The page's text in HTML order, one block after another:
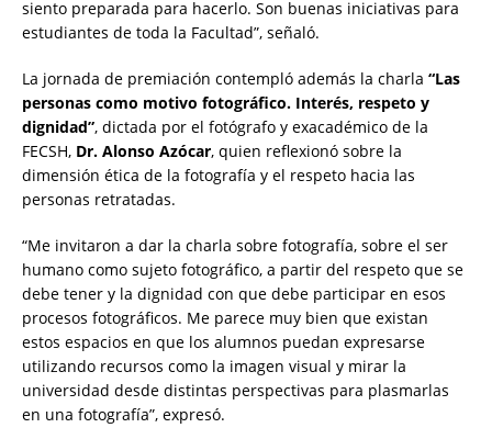
siento preparada para hacerlo. Son buenas iniciativas para
estudiantes de toda la Facultad”, señaló.
La jornada de premiación contempló además la charla “Las
personas como motivo fotográfico. Interés, respeto y
dignidad”, dictada por el fotógrafo y exacadémico de la
FECSH, Dr. Alonso Azócar, quien reflexionó sobre la
dimensión ética de la fotografía y el respeto hacia las
personas retratadas.
“Me invitaron a dar la charla sobre fotografía, sobre el ser
humano como sujeto fotográfico, a partir del respeto que se
debe tener y la dignidad con que debe participar en esos
procesos fotográficos. Me parece muy bien que existan
estos espacios en que los alumnos puedan expresarse
utilizando recursos como la imagen visual y mirar la
universidad desde distintas perspectivas para plasmarlas
en una fotografía”, expresó.